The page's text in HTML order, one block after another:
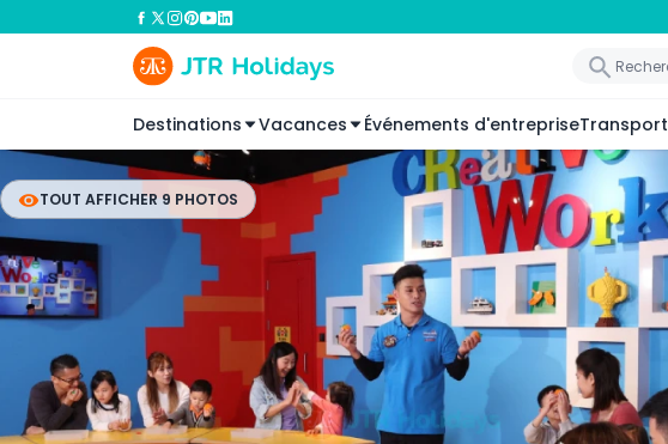
Destinations Vacances Événements d'entrepriseTransport
TOUT AFFICHER 9 PHOTOS